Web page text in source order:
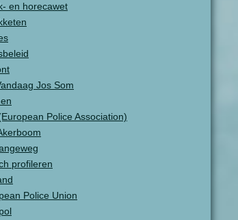
en horecawet
Jos Som
Police Association)
profileren
Police Union